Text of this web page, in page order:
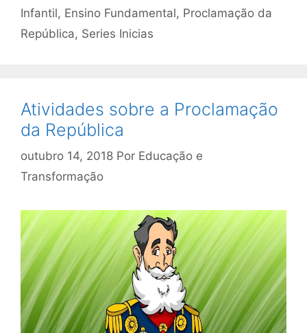
Infantil, Ensino Fundamental, Proclamação da
República, Series Inicias
Atividades sobre a Proclamação
da República
outubro 14, 2018 Por Educação e
Transformação